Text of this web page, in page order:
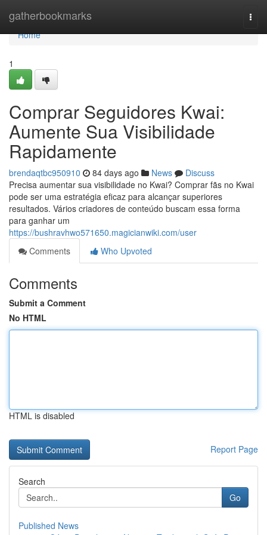
gatherbookmarks
Home
Home
1
Comprar Seguidores Kwai:
Aumente Sua Visibilidade
Rapidamente
brendaqtbc950910 84 days ago News
Discuss
Precisa aumentar sua visibilidade no Kwai? Comprar fãs no Kwai
pode ser uma estratégia eficaz para alcançar superiores
resultados. Vários criadores de conteúdo buscam essa forma
para ganhar um
https://bushravhwo571650.magicianwiki.com/user
Comments
Who Upvoted
Comments
Submit a Comment
No HTML
HTML is disabled
Report Page
Search
Go
Published News